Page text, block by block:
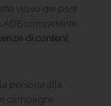
visivo dei post
competente,
di content
persona alla
campagne